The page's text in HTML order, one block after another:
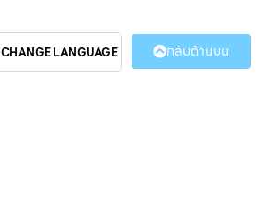
CHANGE LANGUAGE กลับด้านบน